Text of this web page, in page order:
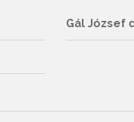
Gál József